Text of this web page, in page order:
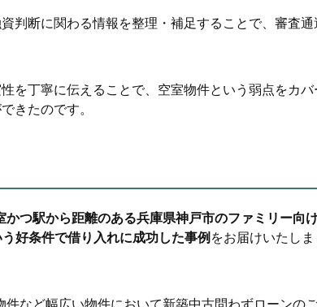
判断に関わる情報を整理・補足することで、審査通
を丁寧に伝えることで、空室物件という弱点をカバ
きたのです。
かつ駅から距離のある兵庫県神戸市のファミリー向
好条件で借り入れに成功した事例 をお届けいたしま